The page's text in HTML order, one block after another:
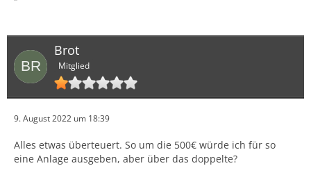
Brot
Mitglied
9. August 2022 um 18:39
Alles etwas überteuert. So um die 500€ würde ich für so
eine Anlage ausgeben, aber über das doppelte?